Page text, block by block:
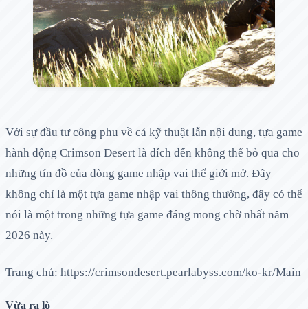
Với sự đầu tư công phu về cả kỹ thuật lẫn nội dung, tựa game
hành động Crimson Desert là đích đến không thể bỏ qua cho
những tín đồ của dòng game nhập vai thế giới mở. Đây
không chỉ là một tựa game nhập vai thông thường, đây có thể
nói là một trong những tựa game đáng mong chờ nhất năm
2026 này.
Trang chủ: https://crimsondesert.pearlabyss.com/ko-kr/Main
Vừa ra lò